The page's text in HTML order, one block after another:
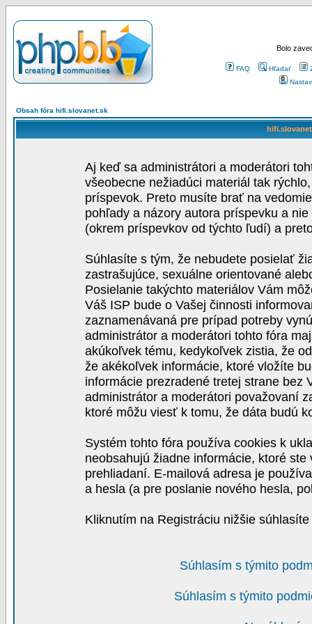
Bolo
FAQ Hľadať
Obsah fóra hifi.slovanet.sk
Aj keď sa administrátori a moderátori
všeobecne nežiadúci materiál tak
príspevok. Preto musíte brať na
pohľady a názory autora príspevku a
(okrem príspevkov od týchto ľudí) a
Súhlasíte s tým, že nebudete posielať
zastrašujúce, sexuálne orientované
Posielanie takýchto materiálov Vám
Váš ISP bude o Vašej činnosti
zaznamenávaná pre prípad potreby
administrátor a moderátori tohto fóra
akúkoľvek tému, kedykoľvek zistia, že
že akékoľvek informácie, ktoré vložíte
informácie prezradené tretej strane bez
administrátor a moderátori považovaní
ktoré môžu viesť k tomu, že dáta budú
Systém tohto fóra používa cookies k
neobsahujú žiadne informácie, ktoré
prehliadaní. E-mailová adresa je
a hesla (a pre poslanie nového hesla,
Kliknutím na Registráciu nižšie
Súhlasím s týmito
Súhlasím s týmito